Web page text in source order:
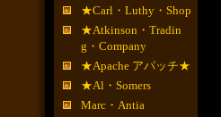
★Carl・Luthy・Shop
★Atkinson・Tradin
g・Company
★Apache アパッチ★
★Al・Somers
Marc・Antia